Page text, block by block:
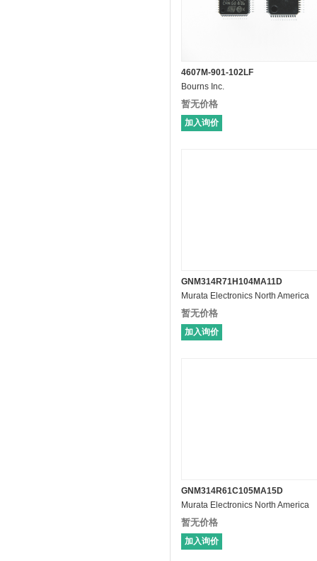
4607M-901-102LF
Bourns Inc.
暂无价格
加入询价
GNM314R71H104MA11D
Murata Electronics North America
暂无价格
加入询价
GNM314R61C105MA15D
Murata Electronics North America
暂无价格
加入询价